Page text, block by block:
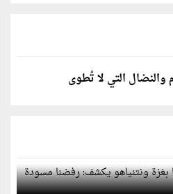
والنضال التي لا تُطوى
بغزة ونتنياهو يكشف: رفضنا